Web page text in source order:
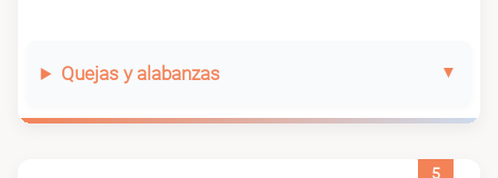
Quejas y alabanzas
5